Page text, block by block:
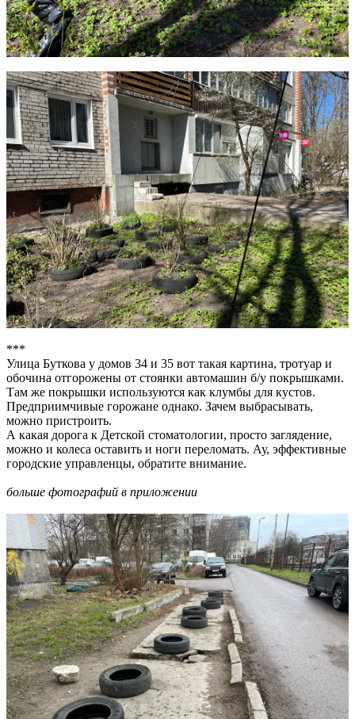
***
Улица Буткова у домов 34 и 35 вот такая картина, тротуар и
обочина отгорожены от стоянки автомашин б/у покрышками.
Там же покрышки используются как клумбы для кустов.
Предприимчивые горожане однако. Зачем выбрасывать,
можно пристроить.
А какая дорога к Детской стоматологии, просто заглядение,
можно и колеса оставить и ноги переломать. Ау, эффективные
городские управленцы, обратите внимание.
больше фотографий в приложении